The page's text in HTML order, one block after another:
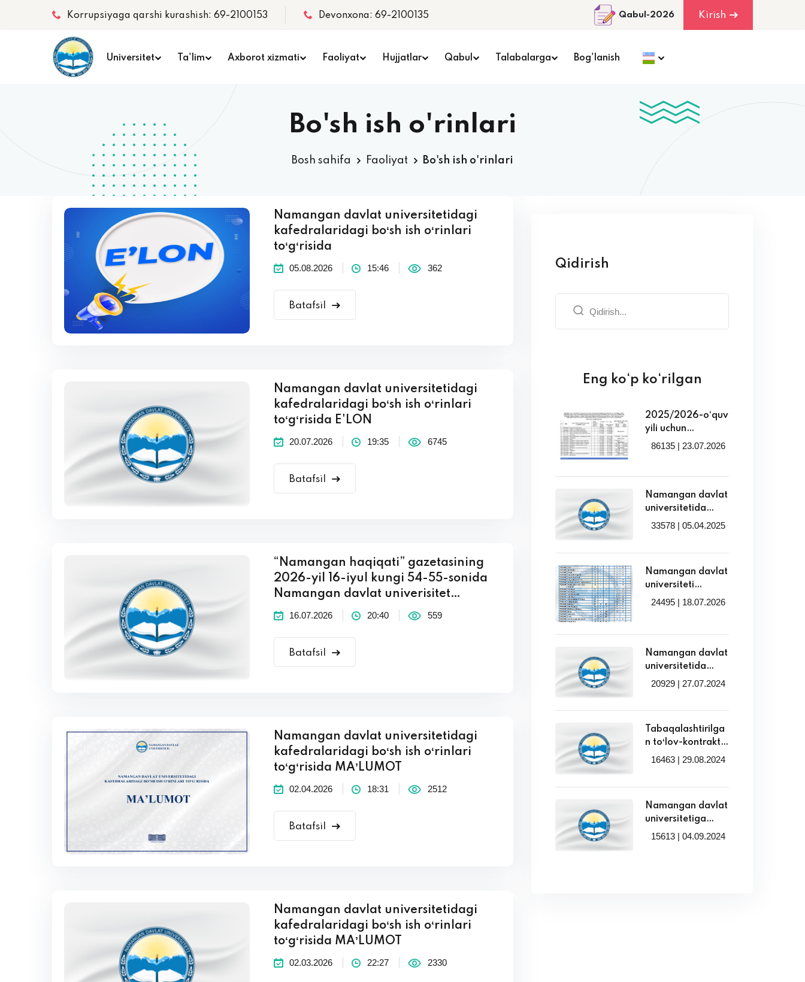
Korrupsiyaga qarshi kurashish: 69-2100153 Devonxona: 69-2100135 Qabul-2026 Kirish
Universitet Ta'lim Axborot xizmati Faoliyat Hujjatlar Qabul Talabalarga Bog'lanish
Bo'sh ish o'rinlari
Bosh sahifa Faoliyat Bo'sh ish o'rinlari
Namangan davlat universitetidagi
kafedralaridagi boʻsh ish oʻrinlari
toʻgʻrisida
05.08.2026 15:46 362
Batafsil
Namangan davlat universitetidagi
kafedralaridagi boʻsh ish oʻrinlari
toʻgʻrisida E'LON
20.07.2026 19:35 6745
Batafsil
“Namangan haqiqati” gazetasining
2026-yil 16-iyul kungi 54-55-sonida
Namangan davlat univerisitet…
16.07.2026 20:40 559
Batafsil
Namangan davlat universitetidagi
kafedralaridagi boʻsh ish oʻrinlari
toʻgʻrisida MAʼLUMOT
02.04.2026 18:31 2512
Batafsil
Namangan davlat universitetidagi
kafedralaridagi boʻsh ish oʻrinlari
toʻgʻrisida MAʼLUMOT
02.03.2026 22:27 2330
Qidirish
Eng ko‘p ko‘rilgan
2025/2026-o‘quv
yili uchun
tasdiqlangan
to‘lov-kontrakt
miqdorlari bilan
tanishing!
86135 | 23.07.2026
Namangan davlat
universitetida
2025/2026 o‘quv
o‘rinlari haqida
33578 | 05.04.2025
Namangan davlat
universiteti
magistraturasinin
kunduzgi ta’lim
shakli uchun qabul
parametrlarining
va o‘qitish tillari
24495 | 18.07.2026
Namangan davlat
universitetida
ikkinchi
etmoqda
20929 | 27.07.2024
Tabaqalashtirilga
n toʻlov-kontrakt
qiymatining
16463 | 29.08.2024
Namangan davlat
universitetiga
2024/2025 o‘quv
15613 | 04.09.2024